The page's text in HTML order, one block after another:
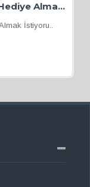
Fransa’da Sevgilime Estetik Bir Hediye Almak İstiyorum
İstiyoru..